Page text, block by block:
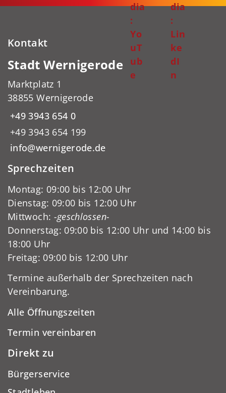
dia
:
Yo
uT
ub
e
dia
:
Lin
ke
dI
n
Kontakt
Stadt Wernigerode
Marktplatz 1
38855 Wernigerode
+49 3943 654 0
+49 3943 654 199
info@wernigerode.de
Sprechzeiten
Montag: 09:00 bis 12:00 Uhr
Dienstag: 09:00 bis 12:00 Uhr
Mittwoch: -geschlossen-
Donnerstag: 09:00 bis 12:00 Uhr und 14:00 bis
18:00 Uhr
Freitag: 09:00 bis 12:00 Uhr
Termine außerhalb der Sprechzeiten nach
Vereinbarung.
Alle Öffnungszeiten
Termin vereinbaren
Direkt zu
Bürgerservice